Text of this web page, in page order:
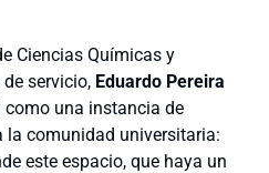
Ciencias Químicas y
servicio, Eduardo Pereira
una instancia de
la comunidad universitaria:
este espacio, que haya un